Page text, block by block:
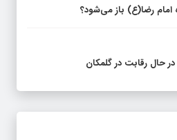
امام رضا(ع) باز می‌شود؟